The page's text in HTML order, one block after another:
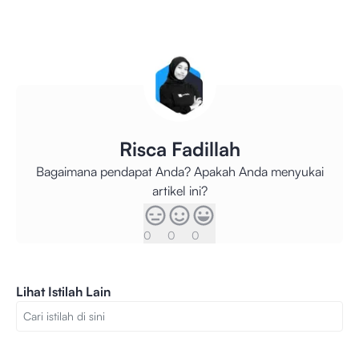
Risca Fadillah
Bagaimana pendapat Anda? Apakah Anda menyukai
artikel ini?
0 0 0
Lihat Istilah Lain